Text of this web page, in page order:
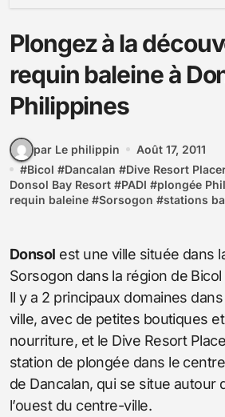
Plongez à la
requin baleine à
Philippines
par Le philippin
Août 17, 2011
#Bicol #Dancalan #Dive Resort
Donsol Bay Resort #PADI #plongée
requin baleine #Sorsogon #stations
Donsol est une ville située dans
Sorsogon dans la région de
Il y a 2 principaux domaines
ville, avec de petites boutiques
nourriture, et le Dive Resort
station de plongée dans le
de Dancalan, qui se situe autour
l’ouest du centre-ville.